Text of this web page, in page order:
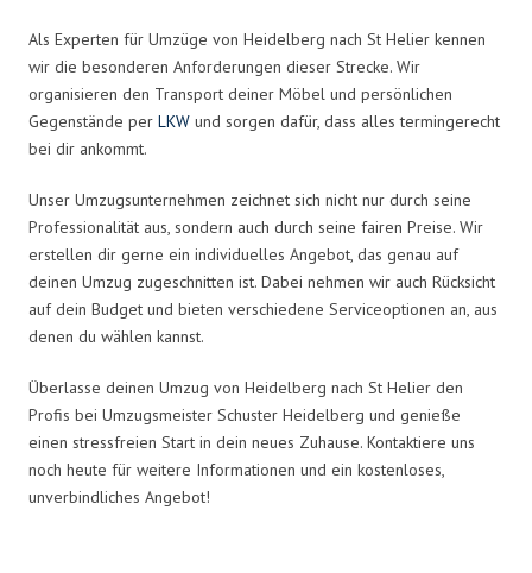
Als Experten für Umzüge von Heidelberg nach St Helier kennen
wir die besonderen Anforderungen dieser Strecke. Wir
organisieren den Transport deiner Möbel und persönlichen
Gegenstände per LKW und sorgen dafür, dass alles termingerecht
bei dir ankommt.
Unser Umzugsunternehmen zeichnet sich nicht nur durch seine
Professionalität aus, sondern auch durch seine fairen Preise. Wir
erstellen dir gerne ein individuelles Angebot, das genau auf
deinen Umzug zugeschnitten ist. Dabei nehmen wir auch Rücksicht
auf dein Budget und bieten verschiedene Serviceoptionen an, aus
denen du wählen kannst.
Überlasse deinen Umzug von Heidelberg nach St Helier den
Profis bei Umzugsmeister Schuster Heidelberg und genieße
einen stressfreien Start in dein neues Zuhause. Kontaktiere uns
noch heute für weitere Informationen und ein kostenloses,
unverbindliches Angebot!